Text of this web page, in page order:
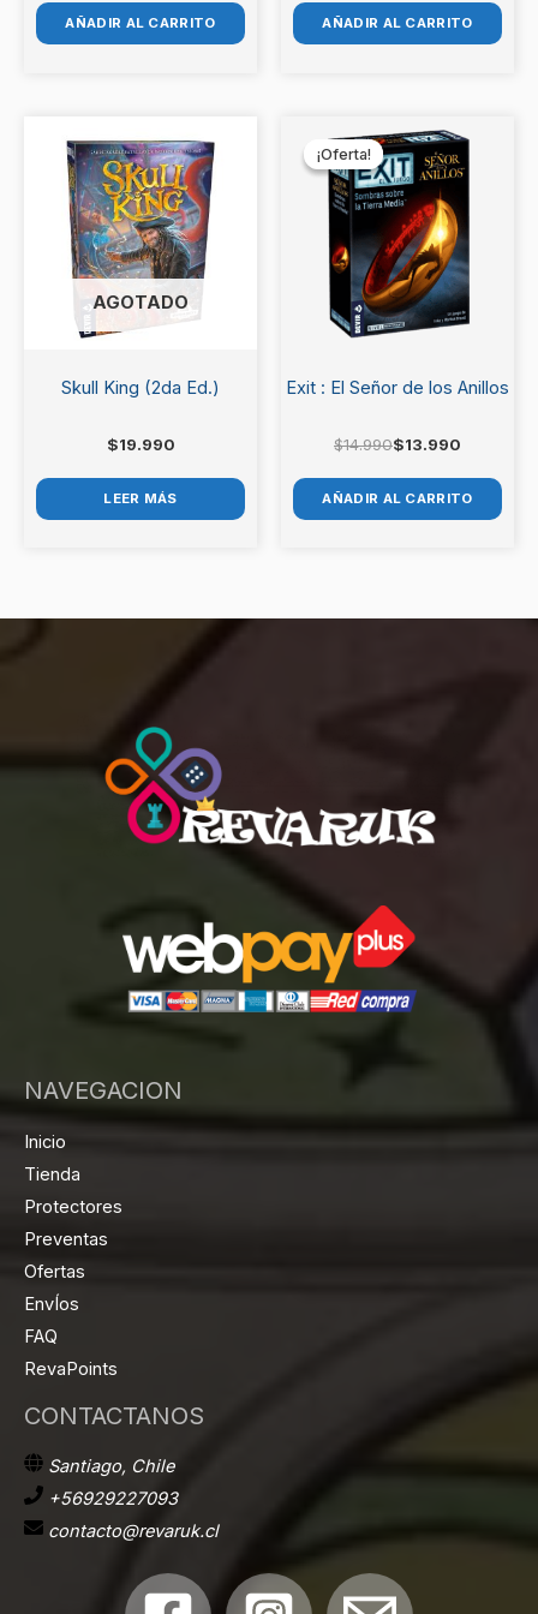
AÑADIR AL CARRITO AÑADIR AL CARRITO
AGOTADO
Skull King (2da Ed.)
$19.990
LEER MÁS
¡Oferta!
¡Oferta!
Exit : El Señor de los Anillos
$14.990
precio
original
era:
$14.990.
$13.990
precio
actual
es:
$13.990.
AÑADIR AL CARRITO
NAVEGACION
Inicio
Tienda
Protectores
Preventas
Ofertas
EnvÍos
FAQ
RevaPoints
CONTACTANOS
Santiago, Chile
+56929227093
contacto@revaruk.cl